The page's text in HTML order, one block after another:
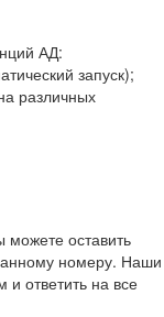
АД:
запуск);
различных
можете оставить
номеру. Наши
и ответить на все